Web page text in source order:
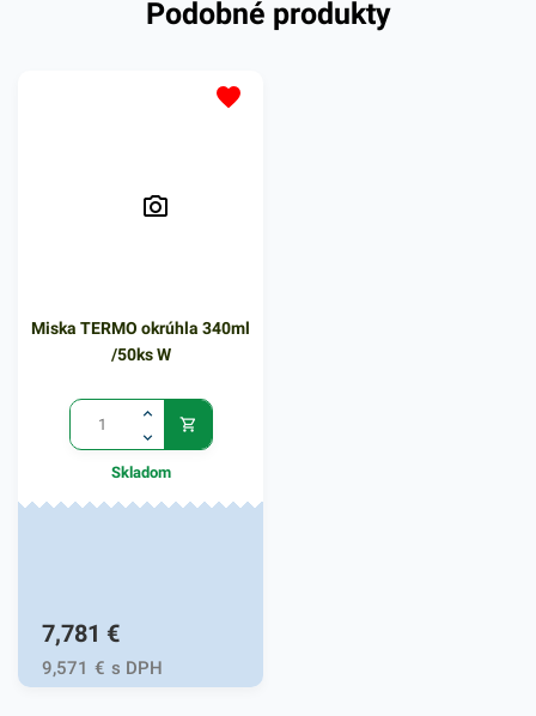
a iných potravinových
určená na balenie prevažne
podobne. Miska zabezpečí
vyhotovení. V našej ponuke
produkty, ktoré vás zaručene
Podobné produkty
Miska TERMO okrúhla 340ml
/50ks W
Skladom
7,781 €
9,571 € s DPH